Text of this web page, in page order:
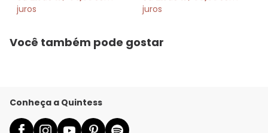
juros
juros
Você também pode gostar
Conheça a Quintess